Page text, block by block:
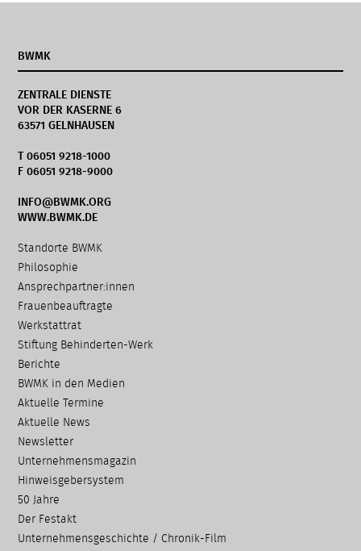
BWMK
ZENTRALE DIENSTE
VOR DER KASERNE 6
63571 GELNHAUSEN
T 06051 9218-1000
F 06051 9218-9000
INFO@BWMK.ORG
WWW.BWMK.DE
Navigation
überspringen
Standorte BWMK
Philosophie
Ansprechpartner:innen
Frauenbeauftragte
Werkstattrat
Stiftung Behinderten-Werk
Berichte
BWMK in den Medien
Aktuelle Termine
Aktuelle News
Newsletter
Unternehmensmagazin
Hinweisgebersystem
50 Jahre
Der Festakt
Unternehmensgeschichte / Chronik-Film